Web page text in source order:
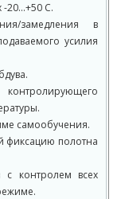
-20…+50 С.
замедления в
усилия
самообучения.
фиксацию полотна
с контролем всех